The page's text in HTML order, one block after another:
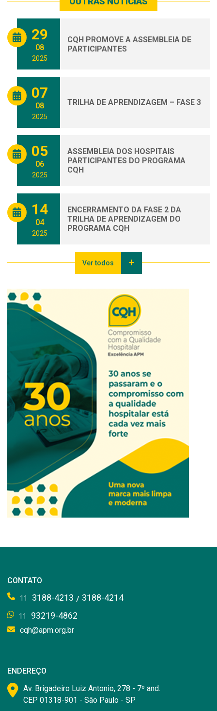
29
08
2025
CQH PROMOVE A ASSEMBLEIA DE
PARTICIPANTES
07
08
2025
TRILHA DE APRENDIZAGEM – FASE 3
05
06
2025
ASSEMBLEIA DOS HOSPITAIS
PARTICIPANTES DO PROGRAMA
CQH
14
04
2025
ENCERRAMENTO DA FASE 2 DA
TRILHA DE APRENDIZAGEM DO
PROGRAMA CQH
Ver todos
CONTATO
11 3188-4213 / 3188-4214
11 93219-4862
cqh@apm.org.br
ENDEREÇO
Av. Brigadeiro Luiz Antonio, 278 - 7º and.
CEP 01318-901 - São Paulo - SP